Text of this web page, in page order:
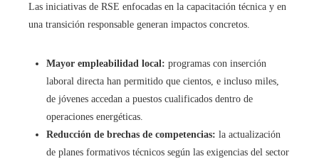
Las iniciativas de RSE enfocadas en la capacitación técnica y en
una transición responsable generan impactos concretos.
Mayor empleabilidad local: programas con inserción
laboral directa han permitido que cientos, e incluso miles,
de jóvenes accedan a puestos cualificados dentro de
operaciones energéticas.
Reducción de brechas de competencias: la actualización
de planes formativos técnicos según las exigencias del sector